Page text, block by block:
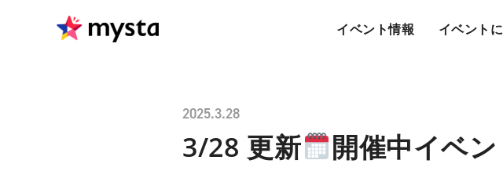
イベント情報 イベント
2025.3.28
3/28 更新 開催中イベ